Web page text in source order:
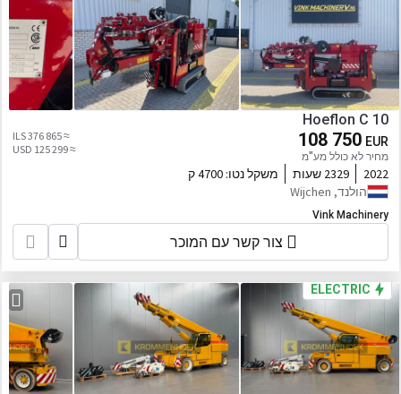
Hoeflon C 10
108 750 EUR
מחיר לא כולל מע"מ
≈ 376 865 ILS
≈ 125 299 USD
2022 2329 שעות משקל נטו: 4700 ק
הולנד, Wijchen
Vink Machinery
צור קשר עם המוכר
ELECTRIC